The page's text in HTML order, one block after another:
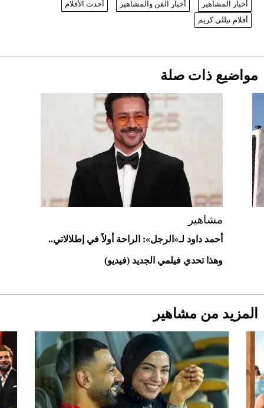
1886 مكانها في عالم الأزياء؟
أغلى 10 عطور في العالم للرجال تمنحك فخامة
Aston Martin Valiant: على هوى الأبطال
أقصر يوم في 2026 يقترب.. ماذا يحدث في
2026-07-25
"بوجاتي ميسترال" الاستثنائية للبيع في
مزاد مونتيري
2026-07-23
أخبار المشاهير أخبار الفن والمشاهير
أحدث الأفلام
أفلام نيللي كريم
مواضيع ذات صلة
مشاهير
أحمد داود لـ«الرجل»: الراحة أولاً في إطلالاتي..
وهذا تحدي فيلمي الجديد (فيديو)
المزيد من مشاهير